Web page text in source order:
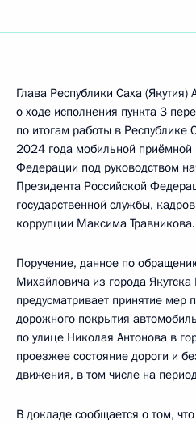
Глава Республики Саха
о ходе исполнения пункта 3
по итогам работы в Республике
2024 года мобильной приёмной
Федерации под руководством
Президента Российской
государственной службы,
коррупции Максима Травникова.
Поручение, данное по
Михайловича из города Якутска
предусматривает принятие мер
дорожного покрытия
по улице Николая Антонова в
проезжее состояние дороги и
движения, в том числе на
В докладе сообщается о том,